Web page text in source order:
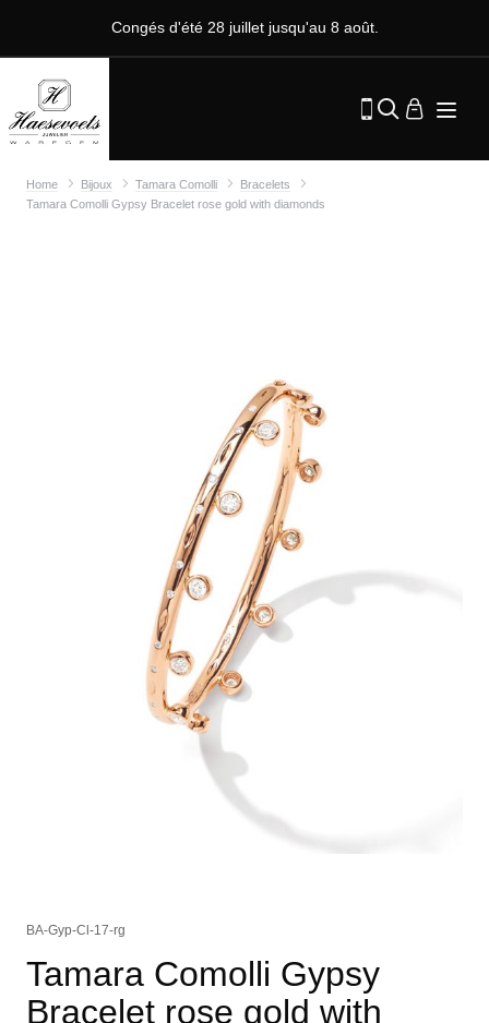
Congés d'été 28 juillet jusqu'au 8 août.
Home Bijoux Tamara Comolli
Bracelets
Tamara Comolli Gypsy Bracelet rose gold with diamonds
BA-Gyp-Cl-17-rg
Tamara Comolli Gypsy
Bracelet rose gold with